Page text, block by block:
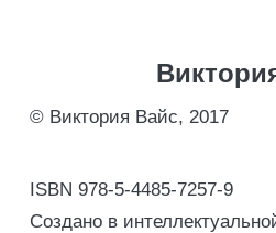
© Виктория Вайс, 2017
ISBN 978-5-4485-7257-9
Создано в